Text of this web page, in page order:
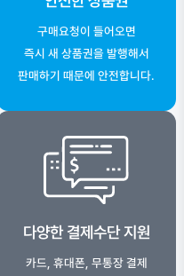
구매요청이 들어오면
즉시 새 상품권을 발행해서
판매하기 때문에 안전합니다.
다양한 결제수단 지원
카드, 휴대폰, 무통장 결제